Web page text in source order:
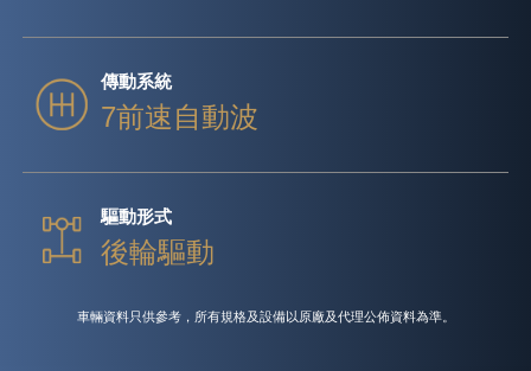
傳動系統
7前速自動波
驅動形式
後輪驅動
車輛資料只供參考，所有規格及設備以原廠及代理公佈資料為準。